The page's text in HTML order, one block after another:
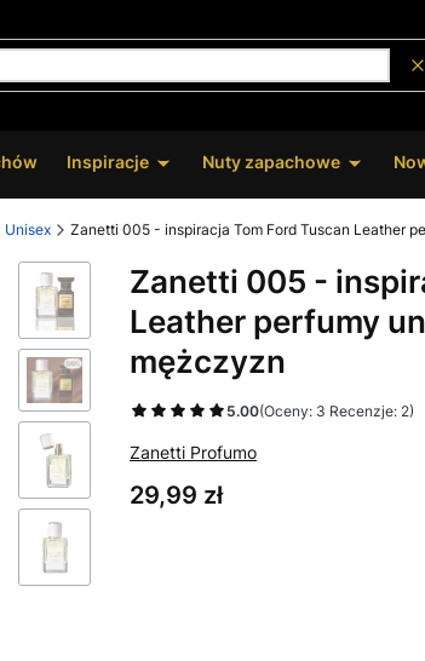
Inspiracje Nuty zapachowe
Unisex Zanetti 005 - inspiracja Tom Ford Tuscan Leather
Zanetti 005 -
Leather perfumy
mężczyzn
5.00(Oceny: 3 Recenzje: 2)
Zanetti Profumo
Cena
29,99 zł